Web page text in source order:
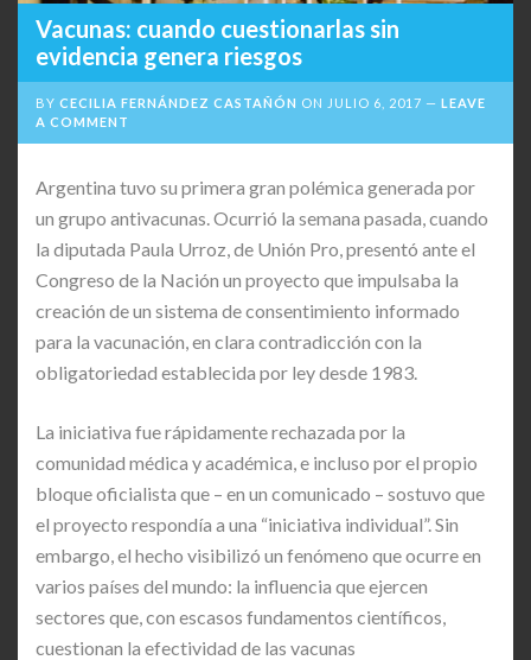
Vacunas: cuando cuestionarlas sin
evidencia genera riesgos
BY CECILIA FERNÁNDEZ CASTAÑÓN ON JULIO 6, 2017
LEAVE
A COMMENT
Argentina tuvo su primera gran polémica generada por
un grupo antivacunas. Ocurrió la semana pasada, cuando
la diputada Paula Urroz, de Unión Pro, presentó ante el
Congreso de la Nación un proyecto que impulsaba la
creación de un sistema de consentimiento informado
para la vacunación, en clara contradicción con la
obligatoriedad establecida por ley desde 1983.
La iniciativa fue rápidamente rechazada por la
comunidad médica y académica, e incluso por el propio
bloque oficialista que – en un comunicado – sostuvo que
el proyecto respondía a una “iniciativa individual”. Sin
embargo, el hecho visibilizó un fenómeno que ocurre en
varios países del mundo: la influencia que ejercen
sectores que, con escasos fundamentos científicos,
cuestionan la efectividad de las vacunas